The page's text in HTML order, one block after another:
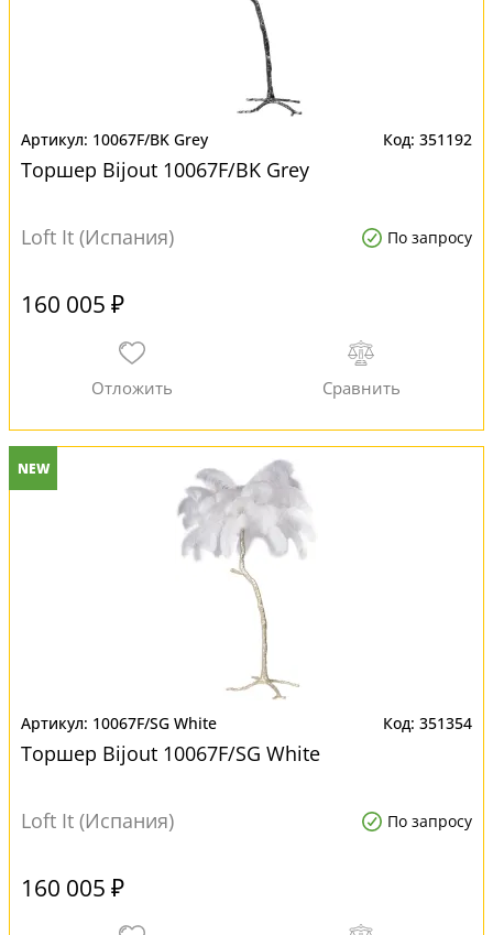
10067F/BK Grey 351192
Торшер Bijout 10067F/BK Grey
Loft It (Испания) По запросу
160 005 ₽
NEW
10067F/SG White 351354
Торшер Bijout 10067F/SG White
Loft It (Испания) По запросу
160 005 ₽